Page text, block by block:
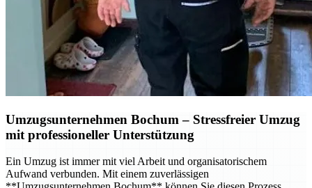
Umzugsunternehmen Bochum – Stressfreier Umzug
mit professioneller Unterstützung
Ein Umzug ist immer mit viel Arbeit und organisatorischem
Aufwand verbunden. Mit einem zuverlässigen